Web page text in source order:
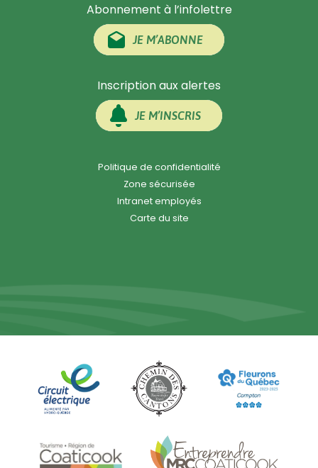
Abonnement à l’infolettre
JE M’ABONNE
Inscription aux alertes
JE M’INSCRIS
Politique de confidentialité
Zone sécurisée
Intranet employés
Carte du site